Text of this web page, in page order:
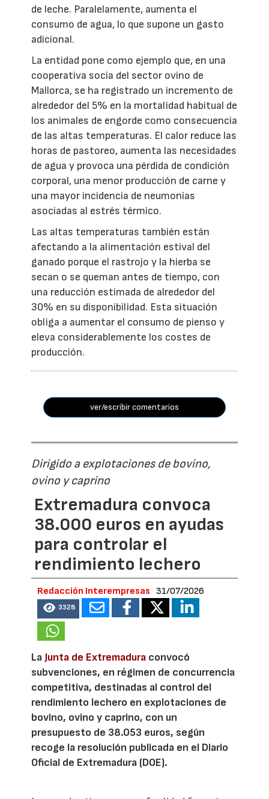
de leche. Paralelamente, aumenta el
consumo de agua, lo que supone un gasto
adicional.
La entidad pone como ejemplo que, en una
cooperativa socia del sector ovino de
Mallorca, se ha registrado un incremento de
alrededor del 5% en la mortalidad habitual de
los animales de engorde como consecuencia
de las altas temperaturas. El calor reduce las
horas de pastoreo, aumenta las necesidades
de agua y provoca una pérdida de condición
corporal, una menor producción de carne y
una mayor incidencia de neumonías
asociadas al estrés térmico.
Las altas temperaturas también están
afectando a la alimentación estival del
ganado porque el rastrojo y la hierba se
secan o se queman antes de tiempo, con
una reducción estimada de alrededor del
30% en su disponibilidad. Esta situación
obliga a aumentar el consumo de pienso y
eleva considerablemente los costes de
producción.
ver/escribir comentarios
Dirigido a explotaciones de bovino,
ovino y caprino
Extremadura convoca
38.000 euros en ayudas
para controlar el
rendimiento lechero
Redacción Interempresas 31/07/2026
3328
La Junta de Extremadura convocó
subvenciones, en régimen de concurrencia
competitiva, destinadas al control del
rendimiento lechero en explotaciones de
bovino, ovino y caprino, con un
presupuesto de 38.053 euros, según
recoge la resolución publicada en el Diario
Oficial de Extremadura (DOE).